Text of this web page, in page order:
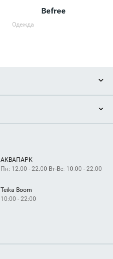
Befree
Одежда
АКВАПАРК
Пн: 12.00 - 22.00 Вт-Вс: 10.00 - 22.00
Teika Boom
10:00 - 22:00